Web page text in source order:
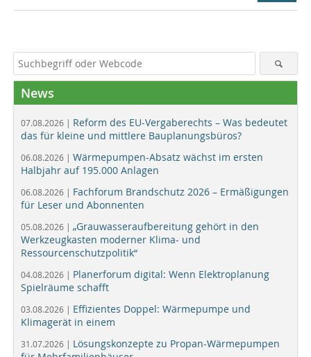
News
07.08.2026 | Reform des EU-Vergaberechts – Was bedeutet
das für kleine und mittlere Bauplanungsbüros?
06.08.2026 | Wärmepumpen-Absatz wächst im ersten
Halbjahr auf 195.000 Anlagen
06.08.2026 | Fachforum Brandschutz 2026 – Ermäßigungen
für Leser und Abonnenten
05.08.2026 | „Grauwasseraufbereitung gehört in den
Werkzeugkasten moderner Klima- und
Ressourcenschutzpolitik“
04.08.2026 | Planerforum digital: Wenn Elektroplanung
Spielräume schafft
03.08.2026 | Effizientes Doppel: Wärmepumpe und
Klimagerät in einem
31.07.2026 | Lösungskonzepte zu Propan-Wärmepumpen